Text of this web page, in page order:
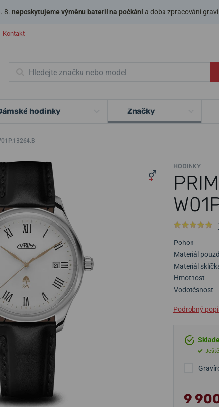
8. neposkytujeme výměnu baterií na počkánía doba zpracování
Kontakt
hodinky Značky
HODINKY
Pohon
Materiál
Materiál
Hmotnost
Vodotěsnost
Podrobný
9